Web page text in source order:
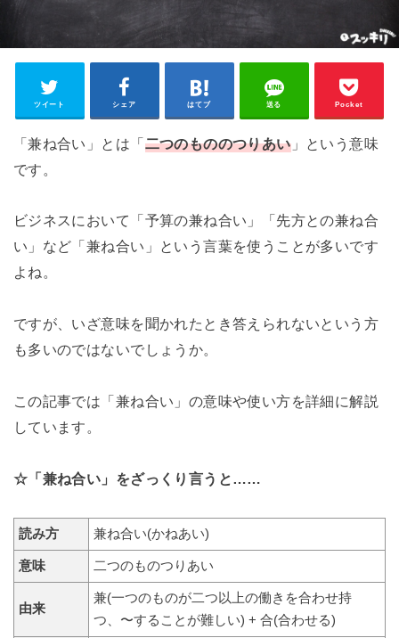
ツイート シェア はてブ 送る Pocket
「兼ね合い」とは「二つのもののつりあい」という意味
です。
ビジネスにおいて「予算の兼ね合い」「先方との兼ね合
い」など「兼ね合い」という言葉を使うことが多いです
よね。
ですが、いざ意味を聞かれたとき答えられないという方
も多いのではないでしょうか。
この記事では「兼ね合い」の意味や使い方を詳細に解説
しています。
☆「兼ね合い」をざっくり言うと……
読み方 兼ね合い(かねあい)
意味 二つのものつりあい
由来
兼(一つのものが二つ以上の働きを合わせ持
つ、〜することが難しい) + 合(合わせる)